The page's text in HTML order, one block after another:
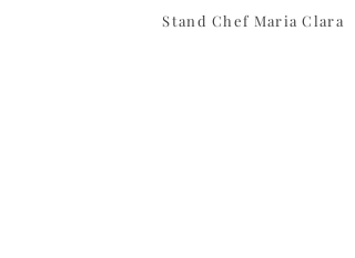
Stand Chef Maria Clara